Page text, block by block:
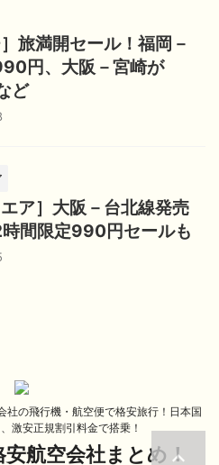
］旅満開セール！福岡－
円、大阪－宮崎が
ど
エア］大阪－台北線発売
時間限定990円セールも
社の飛行機・航空便で格安旅行！日本国
激安正規割引料金で搭乗！
安航空会社まとめ！